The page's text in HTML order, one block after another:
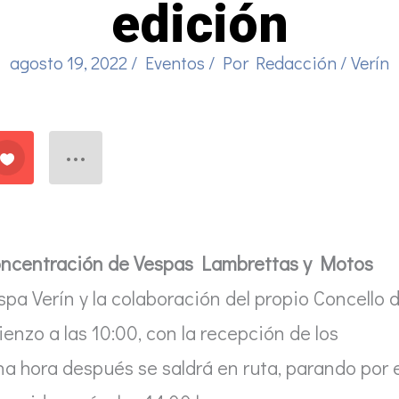
edición
agosto 19, 2022/ Eventos / Por Redacción /Verín
de Vespas Lambrettas y Motos
Verín y la colaboración del propio Concello
a las 10:00, con la recepción de los
hora después se saldrá en ruta, parando por